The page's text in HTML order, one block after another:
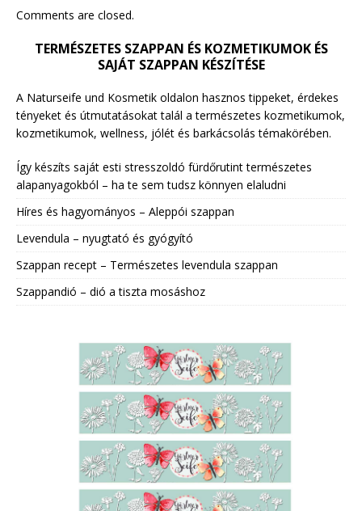
Comments are closed.
TERMÉSZETES SZAPPAN ÉS KOZMETIKUMOK ÉS
SAJÁT SZAPPAN KÉSZÍTÉSE
A Naturseife und Kosmetik oldalon hasznos tippeket, érdekes
tényeket és útmutatásokat talál a természetes kozmetikumok,
kozmetikumok, wellness, jólét és barkácsolás témakörében.
Így készíts saját esti stresszoldó fürdőrutint természetes
alapanyagokból – ha te sem tudsz könnyen elaludni
Híres és hagyományos – Aleppói szappan
Levendula – nyugtató és gyógyító
Szappan recept – Természetes levendula szappan
Szappandió – dió a tiszta mosáshoz